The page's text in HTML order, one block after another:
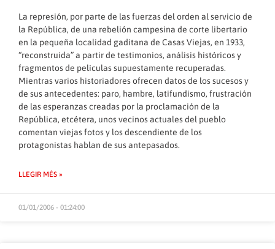
La represión, por parte de las fuerzas del orden al servicio de
la República, de una rebelión campesina de corte libertario
en la pequeña localidad gaditana de Casas Viejas, en 1933,
“reconstruida” a partir de testimonios, análisis históricos y
fragmentos de películas supuestamente recuperadas.
Mientras varios historiadores ofrecen datos de los sucesos y
de sus antecedentes: paro, hambre, latifundismo, frustración
de las esperanzas creadas por la proclamación de la
República, etcétera, unos vecinos actuales del pueblo
comentan viejas fotos y los descendiente de los
protagonistas hablan de sus antepasados.
LLEGIR MÉS »
01/01/2006 - 01:24:00